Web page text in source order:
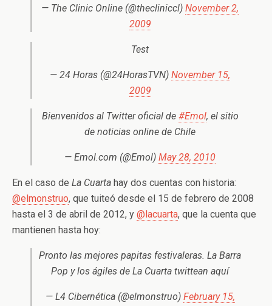
— The Clinic Online (@thecliniccl) November 2,
2009
Test
— 24 Horas (@24HorasTVN) November 15,
2009
Bienvenidos al Twitter oficial de #Emol, el sitio
de noticias online de Chile
— Emol.com (@Emol) May 28, 2010
En el caso de La Cuarta hay dos cuentas con historia:
@elmonstruo, que tuiteó desde el 15 de febrero de 2008
hasta el 3 de abril de 2012, y @lacuarta, que la cuenta que
mantienen hasta hoy:
Pronto las mejores papitas festivaleras. La Barra
Pop y los ágiles de La Cuarta twittean aquí
— L4 Cibernética (@elmonstruo) February 15,